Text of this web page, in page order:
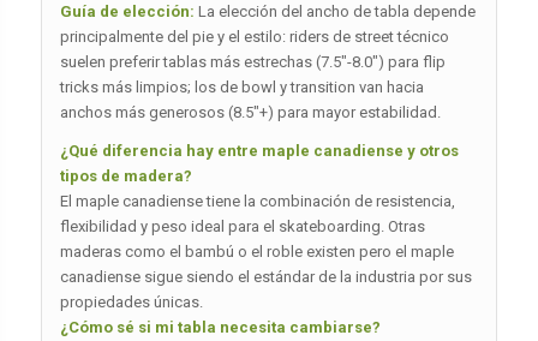
Guía de elección: La elección del ancho de tabla depende
principalmente del pie y el estilo: riders de street técnico
suelen preferir tablas más estrechas (7.5″-8.0″) para flip
tricks más limpios; los de bowl y transition van hacia
anchos más generosos (8.5″+) para mayor estabilidad.
¿Qué diferencia hay entre maple canadiense y otros
tipos de madera?
El maple canadiense tiene la combinación de resistencia,
flexibilidad y peso ideal para el skateboarding. Otras
maderas como el bambú o el roble existen pero el maple
canadiense sigue siendo el estándar de la industria por sus
propiedades únicas.
¿Cómo sé si mi tabla necesita cambiarse?